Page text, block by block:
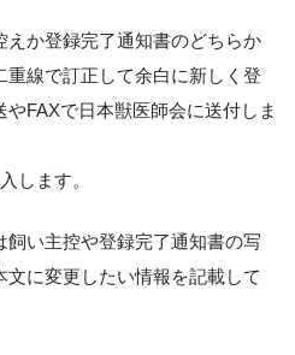
か登録完了通知書のどちらか
重線で訂正して余白に新しく登
FAXで日本獣医師会に送付しま
します。
飼い主控や登録完了通知書の写
に変更したい情報を記載して